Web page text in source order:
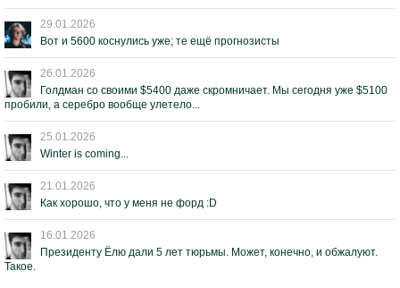
29.01.2026
Вот и 5600 коснулись уже; те ещё прогнозисты
26.01.2026
Голдман со своими $5400 даже скромничает. Мы сегодня уже $5100
пробили, а серебро вообще улетело...
25.01.2026
Winter is coming...
21.01.2026
Как хорошо, что у меня не форд :D
16.01.2026
Президенту Ёлю дали 5 лет тюрьмы. Может, конечно, и обжалуют.
Такое.